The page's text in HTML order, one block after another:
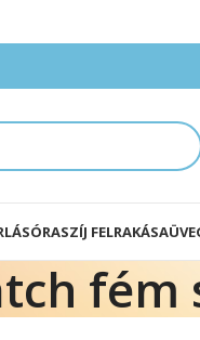
ÓRASZÍJ FELRAKÁSA
fém